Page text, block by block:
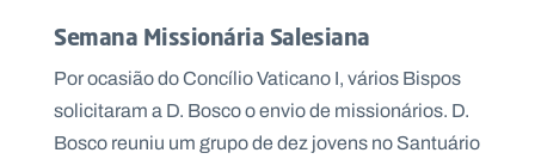
Semana Missionária Salesiana
Por ocasião do Concílio Vaticano I, vários Bispos
solicitaram a D. Bosco o envio de missionários. D.
Bosco reuniu um grupo de dez jovens no Santuário
n
o
s
.
p
t